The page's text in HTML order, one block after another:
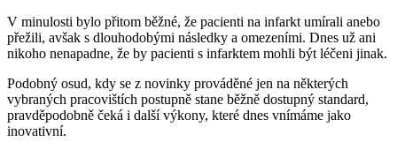
V minulosti bylo přitom běžné, že pacienti na infarkt umírali anebo
přežili, avšak s dlouhodobými následky a omezeními. Dnes už ani
nikoho nenapadne, že by pacienti s infarktem mohli být léčeni jinak.
Podobný osud, kdy se z novinky prováděné jen na některých
vybraných pracovištích postupně stane běžně dostupný standard,
pravděpodobně čeká i další výkony, které dnes vnímáme jako
inovativní.